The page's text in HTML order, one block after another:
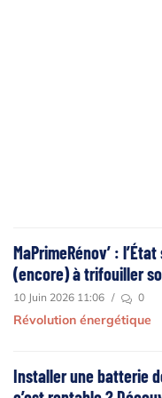
MaPrimeRénov’ :
(encore) à trifouiller
10 Juin 2026 11:06 / 0
Révolution énergétique
Installer une batterie